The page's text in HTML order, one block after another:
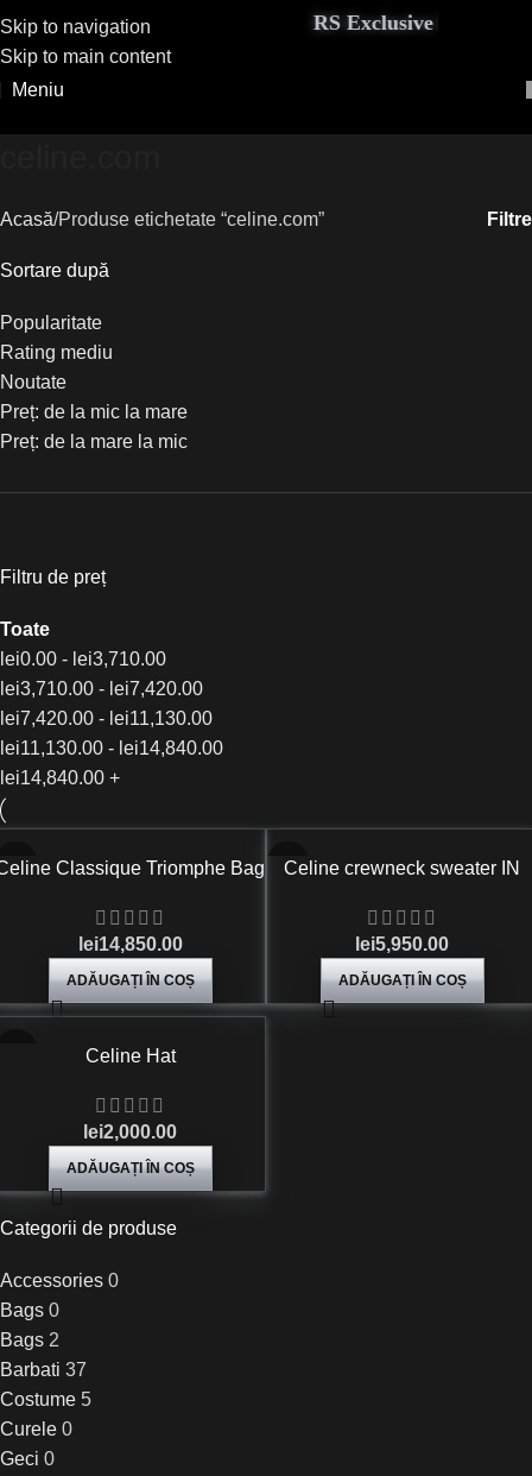
Skip to navigation
Skip to main content
RS Exclusive Couture
Meniu
Categorii de produse
Accessories 0
Bags 0
Bags 2
Barbati 37
Costume 5
Curele 0
Geci 0
Acasă Produse etichetate “celine.com” Filtre
Sortare după
Popularitate
Rating mediu
Noutate
Preț: de la mic la mare
Preț: de la mare la mic
Filtru de preț
Toate
lei0.00 - lei3,710.00
lei3,710.00 - lei7,420.00
lei7,420.00 - lei11,130.00
lei11,130.00 - lei14,840.00
lei14,840.00 +
Classique Triomphe Bag
lei14,850.00
ADĂUGAȚI ÎN COȘ
Celine crewneck sweater IN
lei5,950.00
ADĂUGAȚI ÎN COȘ
Celine Hat
lei2,000.00
ADĂUGAȚI ÎN COȘ